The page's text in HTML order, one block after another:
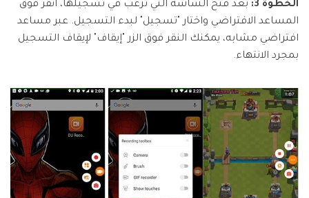
الخطوة 3:
بعد فتح الشاشة التي ترغب في تسجيلها، انقر فوق
المساعد الافتراضي واختار "تسجيل" لبدء التسجيل. عبر مساعد
افتراضي مشابه، يمكنك النقر فوق الزر "إيقاف" لإيقاف التسجيل
بمجرد الانتهاء.